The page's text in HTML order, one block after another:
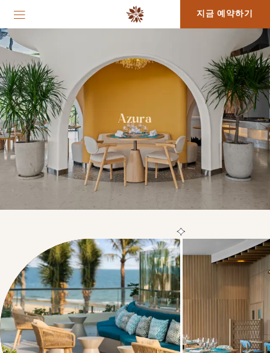
지금 예약하기
Azura